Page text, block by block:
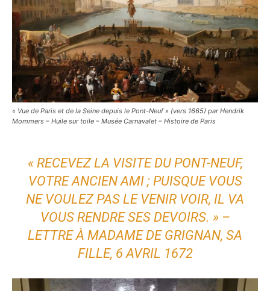
« Vue de Paris et de la Seine depuis le Pont-Neuf » (vers 1665) par Hendrik
Mommers – Huile sur toile – Musée Carnavalet – Histoire de Paris
« RECEVEZ LA VISITE DU PONT-NEUF,
VOTRE ANCIEN AMI ; PUISQUE VOUS
NE VOULEZ PAS LE VENIR VOIR, IL VA
VOUS RENDRE SES DEVOIRS. » –
LETTRE À MADAME DE GRIGNAN, SA
FILLE, 6 AVRIL 1672